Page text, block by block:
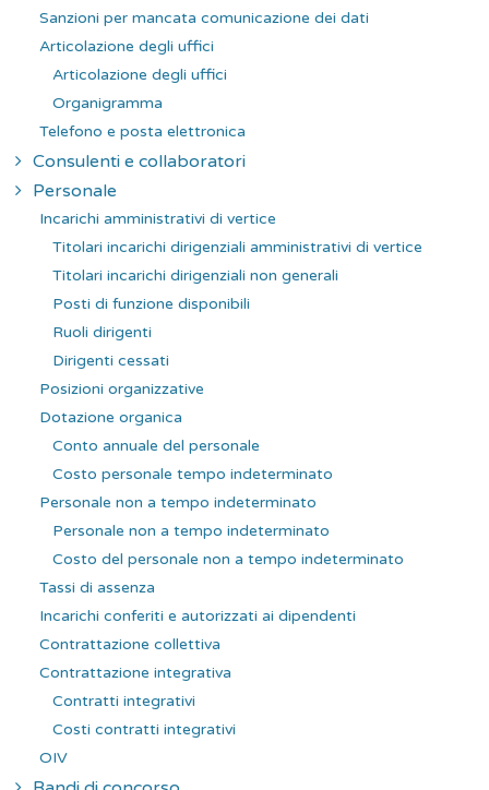
Sanzioni per mancata comunicazione dei dati
Articolazione degli uffici
Articolazione degli uffici
Organigramma
Telefono e posta elettronica
Consulenti e collaboratori
Personale
Incarichi amministrativi di vertice
Titolari incarichi dirigenziali amministrativi di vertice
Titolari incarichi dirigenziali non generali
Posti di funzione disponibili
Ruoli dirigenti
Dirigenti cessati
Posizioni organizzative
Dotazione organica
Conto annuale del personale
Costo personale tempo indeterminato
Personale non a tempo indeterminato
Personale non a tempo indeterminato
Costo del personale non a tempo indeterminato
Tassi di assenza
Incarichi conferiti e autorizzati ai dipendenti
Contrattazione collettiva
Contrattazione integrativa
Contratti integrativi
Costi contratti integrativi
OIV